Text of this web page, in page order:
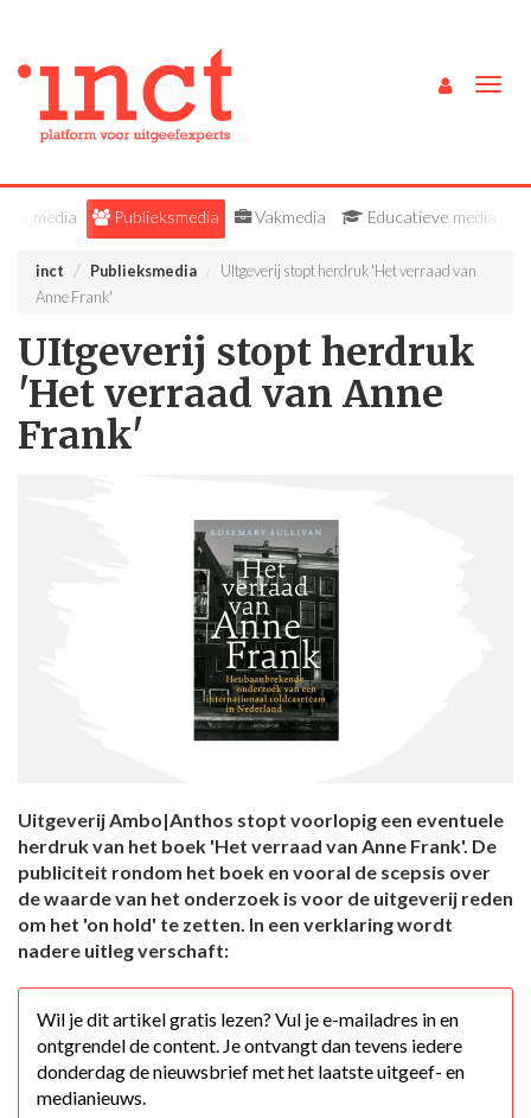
Alle media Publieksmedia Vakmedia Educatieve media
inct Publieksmedia
UItgeverij stopt herdruk 'Het verraad van
Anne Frank'
UItgeverij stopt herdruk
'Het verraad van Anne
Frank'
Uitgeverij Ambo|Anthos stopt voorlopig een eventuele
herdruk van het boek 'Het verraad van Anne Frank'. De
publiciteit rondom het boek en vooral de scepsis over
de waarde van het onderzoek is voor de uitgeverij reden
om het 'on hold' te zetten. In een verklaring wordt
nadere uitleg verschaft:
Wil je dit artikel gratis lezen? Vul je e-mailadres in en
ontgrendel de content. Je ontvangt dan tevens iedere
donderdag de nieuwsbrief met het laatste uitgeef- en
medianieuws.